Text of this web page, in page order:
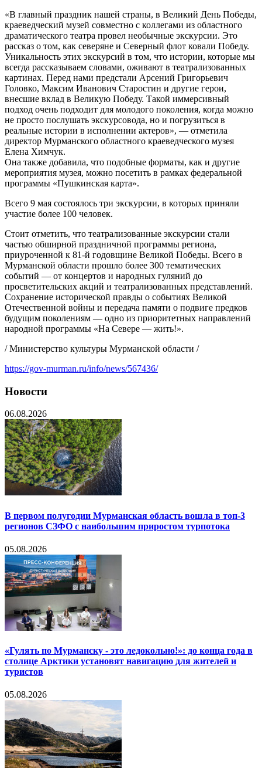
«В главный праздник нашей страны, в Великий День Победы,
краеведческий музей совместно с коллегами из областного
драматического театра провел необычные экскурсии. Это
рассказ о том, как северяне и Северный флот ковали Победу.
Уникальность этих экскурсий в том, что истории, которые мы
всегда рассказываем словами, оживают в театрализованных
картинах. Перед нами предстали Арсений Григорьевич
Головко, Максим Иванович Старостин и другие герои,
внесшие вклад в Великую Победу. Такой иммерсивный
подход очень подходит для молодого поколения, когда можно
не просто послушать экскурсовода, но и погрузиться в
реальные истории в исполнении актеров», — отметила
директор Мурманского областного краеведческого музея
Елена Химчук.
Она также добавила, что подобные форматы, как и другие
мероприятия музея, можно посетить в рамках федеральной
программы «Пушкинская карта».
Всего 9 мая состоялось три экскурсии, в которых приняли
участие более 100 человек.
Стоит отметить, что театрализованные экскурсии стали
частью обширной праздничной программы региона,
приуроченной к 81-й годовщине Великой Победы. Всего в
Мурманской области прошло более 300 тематических
событий — от концертов и народных гуляний до
просветительских акций и театрализованных представлений.
Сохранение исторической правды о событиях Великой
Отечественной войны и передача памяти о подвиге предков
будущим поколениям — одно из приоритетных направлений
народной программы «На Севере — жить!».
/ Министерство культуры Мурманской области /
https://gov-murman.ru/info/news/567436/
Новости
06.08.2026
В первом полугодии Мурманская область вошла в топ-3
регионов СЗФО с наибольшим приростом турпотока
05.08.2026
«Гулять по Мурманску - это ледокольно!»: до конца года в
столице Арктики установят навигацию для жителей и
туристов
05.08.2026